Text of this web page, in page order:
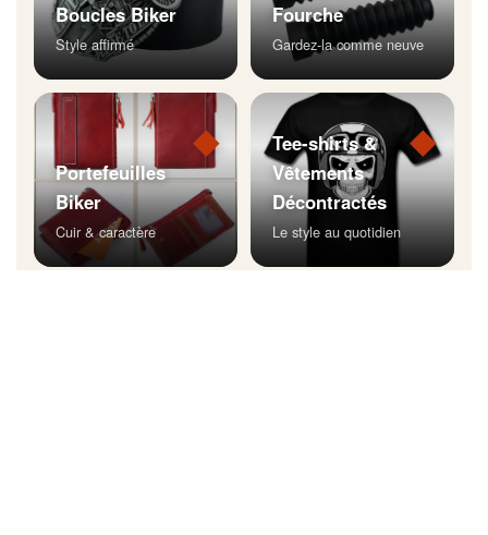
Boucles Biker
Style affirmé
Fourche
Gardez-la comme neuve
◆
Portefeuilles
Biker
Cuir & caractère
◆
Tee-shirts &
Vêtements
Décontractés
Le style au quotidien